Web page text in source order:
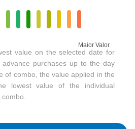
Maior Valor
value on the selected date for
purchases up to the day
of combo, the value applied in the
lowest value of the individual